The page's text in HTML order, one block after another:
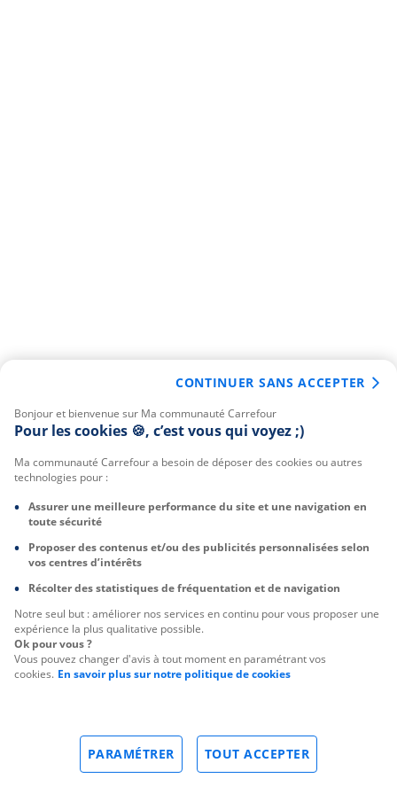
Bonjour et bienvenue sur Ma communauté Carrefour
Pour les cookies 🍪, c’est vous qui voyez ;)
Ma communauté Carrefour a besoin de déposer des cookies ou autres
technologies pour :
Assurer une meilleure performance du site et une navigation en
toute sécurité
Proposer des contenus et/ou des publicités personnalisées selon
vos centres d’intérêts
Récolter des statistiques de fréquentation et de navigation
Notre seul but : améliorer nos services en continu pour vous proposer une
expérience la plus qualitative possible.
Ok pour vous ?
Vous pouvez changer d'avis à tout moment en paramétrant vos
cookies. En savoir plus sur notre politique de cookies
TOUT ACCEPTER
PARAMÉTRER
CONTINUER SANS ACCEPTER